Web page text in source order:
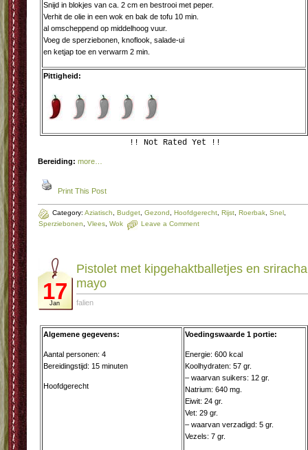
Snijd in blokjes van ca. 2 cm en bestrooi met peper.
Verhit de olie in een wok en bak de tofu 10 min.
al omscheppend op middelhoog vuur.
Voeg de sperziebonen, knoflook, salade-ui
en ketjap toe en verwarm 2 min.
Pittigheid:
!! Not Rated Yet !!
Bereiding: more…
Print This Post
Category: Aziatisch Budget Gezond Hoofdgerecht Rijst Roerbak Snel
Sperziebonen
Vlees Wok Leave a Comment
17
Jan
Pistolet met kipgehaktballetjes en sriracha
mayo
falien
Algemene gegevens:
Aantal personen: 4
Bereidingstijd: 15 minuten
Hoofdgerecht
Voedingswaarde 1 portie:
Energie: 600 kcal
Koolhydraten: 57 gr.
– waarvan suikers: 12 gr.
Natrium: 640 mg.
Eiwit: 24 gr.
Vet: 29 gr.
– waarvan verzadigd: 5 gr.
Vezels: 7 gr.